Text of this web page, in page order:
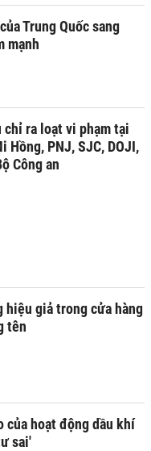
Trung Quốc sang
mạnh
chỉ ra loạt vi phạm tại
Hồng, PNJ, SJC, DOJI,
Công an
hiệu giả trong cửa hàng
tên
của hoạt động dầu khí
sai'